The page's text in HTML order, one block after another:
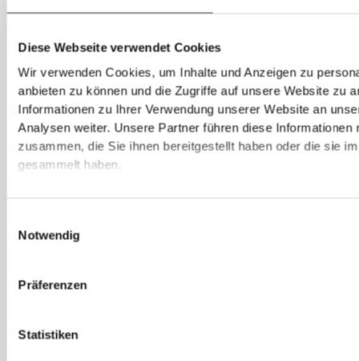
Diese Webseite verwendet Cookies
Wir verwenden Cookies, um Inhalte und Anzeigen zu
anbieten zu können und die Zugriffe auf unsere Website zu
Informationen zu Ihrer Verwendung unserer Website an
Analysen weiter. Unsere Partner führen diese
zusammen, die Sie ihnen bereitgestellt haben oder die sie
gesammelt haben.
Notwendig
Präferenzen
Statistiken